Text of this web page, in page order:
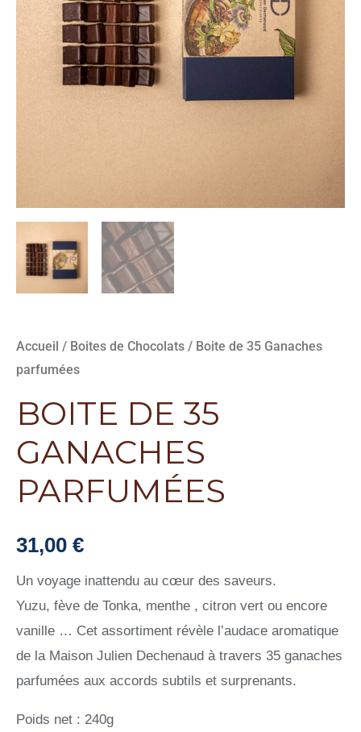
Accueil / Boites de Chocolats / Boite de 35 Ganaches
parfumées
BOITE DE 35
GANACHES
PARFUMÉES
31,00 €
Un voyage inattendu au cœur des saveurs.
Yuzu, fève de Tonka, menthe , citron vert ou encore
vanille … Cet assortiment révèle l’audace aromatique
de la Maison Julien Dechenaud à travers 35 ganaches
parfumées aux accords subtils et surprenants.
Poids net : 240g